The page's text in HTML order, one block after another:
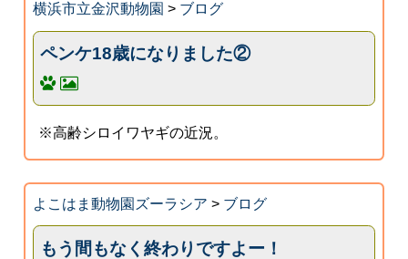
横浜市立金沢動物園 > ブログ
ペンケ18歳になりました②
※高齢シロイワヤギの近況。
よこはま動物園ズーラシア > ブログ
もう間もなく終わりですよー！